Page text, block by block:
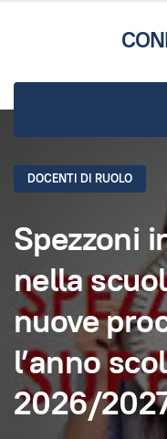
DOCENTI DI RUOLO
Spezzoni
nella
nuove
l’anno
2026/